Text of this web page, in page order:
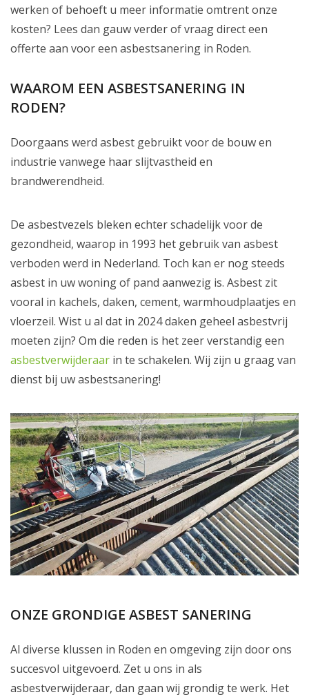
werken of behoeft u meer informatie omtrent onze
kosten? Lees dan gauw verder of vraag direct een
offerte aan voor een asbestsanering in Roden.
WAAROM EEN ASBESTSANERING IN
RODEN?
Doorgaans werd asbest gebruikt voor de bouw en
industrie vanwege haar slijtvastheid en
brandwerendheid.
De asbestvezels bleken echter schadelijk voor de
gezondheid, waarop in 1993 het gebruik van asbest
verboden werd in Nederland. Toch kan er nog steeds
asbest in uw woning of pand aanwezig is. Asbest zit
vooral in kachels, daken, cement, warmhoudplaatjes en
vloerzeil. Wist u al dat in 2024 daken geheel asbestvrij
moeten zijn? Om die reden is het zeer verstandig een
asbestverwijderaar in te schakelen. Wij zijn u graag van
dienst bij uw asbestsanering!
ONZE GRONDIGE ASBEST SANERING
Al diverse klussen in Roden en omgeving zijn door ons
succesvol uitgevoerd. Zet u ons in als
asbestverwijderaar, dan gaan wij grondig te werk. Het